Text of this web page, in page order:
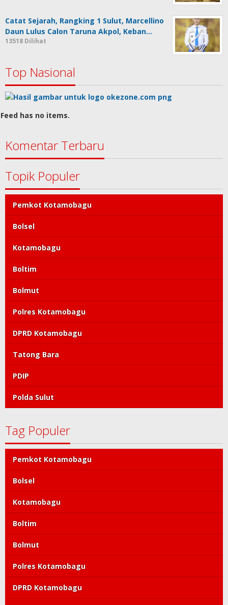
Catat Sejarah, Rangking 1 Sulut, Marcellino
Daun Lulus Calon Taruna Akpol, Keban…
13518 Dilihat
Top Nasional
Feed has no items.
Komentar Terbaru
Topik Populer
Pemkot Kotamobagu
Bolsel
Kotamobagu
Boltim
Bolmut
Polres Kotamobagu
DPRD Kotamobagu
Tatong Bara
PDIP
Polda Sulut
Tag Populer
Pemkot Kotamobagu
Bolsel
Kotamobagu
Boltim
Bolmut
Polres Kotamobagu
DPRD Kotamobagu